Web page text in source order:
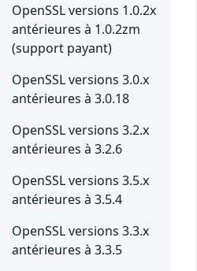
OpenSSL versions 1.0.2x
antérieures à 1.0.2zm
(support payant)
OpenSSL versions 3.0.x
antérieures à 3.0.18
OpenSSL versions 3.2.x
antérieures à 3.2.6
OpenSSL versions 3.5.x
antérieures à 3.5.4
OpenSSL versions 3.3.x
antérieures à 3.3.5